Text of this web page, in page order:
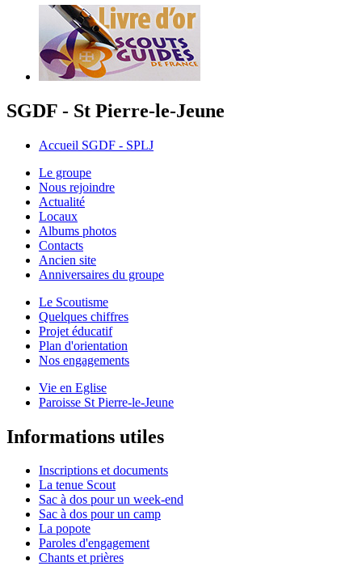
SGDF - St Pierre-le-Jeune
Accueil SGDF - SPLJ
Le groupe
Nous rejoindre
Actualité
Locaux
Albums photos
Contacts
Ancien site
Anniversaires du groupe
Le Scoutisme
Quelques chiffres
Projet éducatif
Plan d'orientation
Nos engagements
Vie en Eglise
Paroisse St Pierre-le-Jeune
Informations utiles
Inscriptions et documents
La tenue Scout
Sac à dos pour un week-end
Sac à dos pour un camp
La popote
Paroles d'engagement
Chants et prières